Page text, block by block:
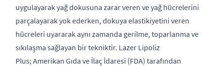
uygulayarak yağ dokusuna zarar veren ve yağ hücrelerini
parçalayarak yok ederken, dokuya elastikiyetini veren
hücreleri uyararak aynı zamanda gerilme, toparlanma ve
sıkılaşma sağlayan bir tekniktir. Lazer Lipoliz
Plus; Amerikan Gıda ve İlaç İdaresi (FDA) tarafından